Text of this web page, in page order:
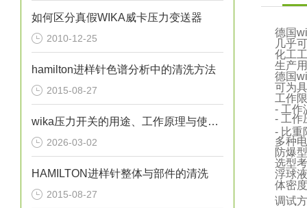
如何区分真假WIKA威卡压力变送器
2010-12-25
hamilton进样针色谱分析中的清洗方法
2015-08-27
wika压力开关的用途、工作原理与使用注意事项
2026-03-02
HAMILTON进样针整体与部件的清洗
2015-08-27
德国
几乎
化工
生产
德国
可为
工作
- 工作
- 工作
- 比重
多种
防爆型
选型
浮球
体密
调试